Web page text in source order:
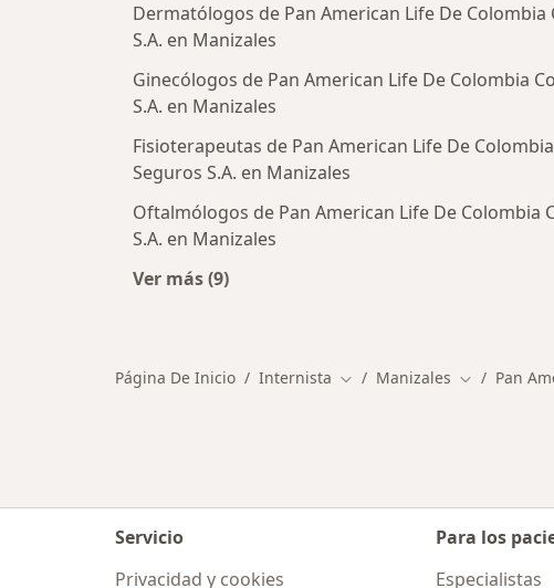
Dermatólogos de Pan American Life De Colombia
S.A. en Manizales
Ginecólogos de Pan American Life De Colombia
S.A. en Manizales
Fisioterapeutas de Pan American Life De
Seguros S.A. en Manizales
Oftalmólogos de Pan American Life De Colombia
S.A. en Manizales
Ver más (9)
Página De Inicio Internista Cambiar de ciudad
Manizales Cambiar de
Pan
Servicio
Privacidad y cookies
Para los
Especialistas